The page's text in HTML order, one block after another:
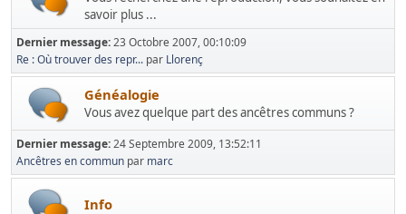
savoir plus ...
Dernier message:23 Octobre 2007, 00:10:09
Re : Où trouver des repr... par Llorenç
Généalogie
Vous avez quelque part des ancêtres communs ?
Dernier message:24 Septembre 2009, 13:52:11
Ancêtres en commun par marc
Info